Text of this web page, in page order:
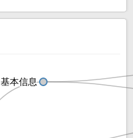
基本信息
基本信息